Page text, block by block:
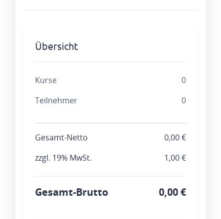
Übersicht
Kurse
0
Teilnehmer
0
Gesamt-Netto
0,00 €
zzgl. 19% MwSt.
1,00 €
Gesamt-Brutto 0,00 €